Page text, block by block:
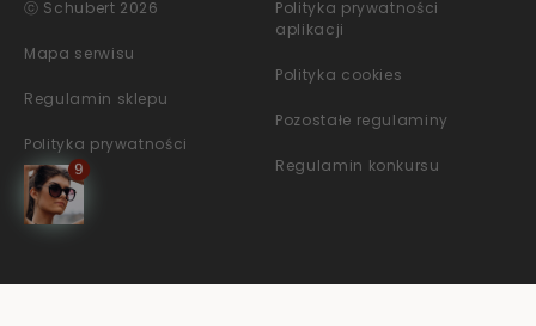
ⓒ Schubert 2026
Mapa serwisu
Regulamin sklepu
Polityka prywatności
Polityka prywatności
aplikacji
Polityka cookies
Pozostałe regulaminy
Regulamin konkursu